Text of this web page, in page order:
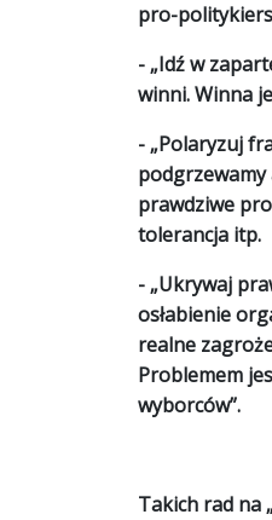
pro-
- „Idź w
winni. Winna
- „Polaryzuj
podgrzewamy
prawdziwe
tolerancja itp.
- „Ukrywaj
osłabienie
realne
Problemem
wyborców”.
Takich rad na